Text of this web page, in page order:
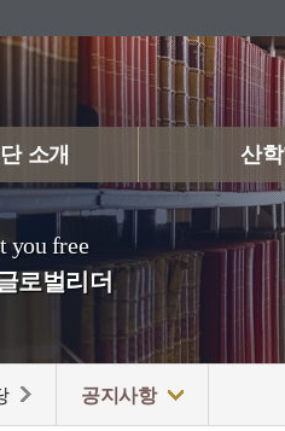
소개 산
you free
로벌리더
공지사항